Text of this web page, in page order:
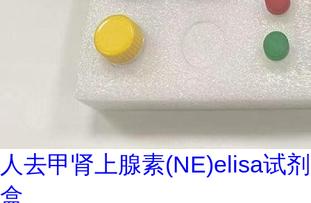
人去甲肾上腺素(NE)elisa试剂
盒